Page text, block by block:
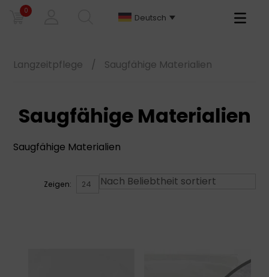
0
Deutsch
Primary
Langzeitpflege / Saugfähige Materialien
Saugfähige Materialien
Saugfähige Materialien
Zeigen: